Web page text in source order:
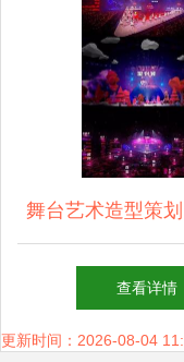
舞台艺术造型策
算节强劲爆发，“
晚”揭幕战迎“
查看详情
更新时间：2026-08-04